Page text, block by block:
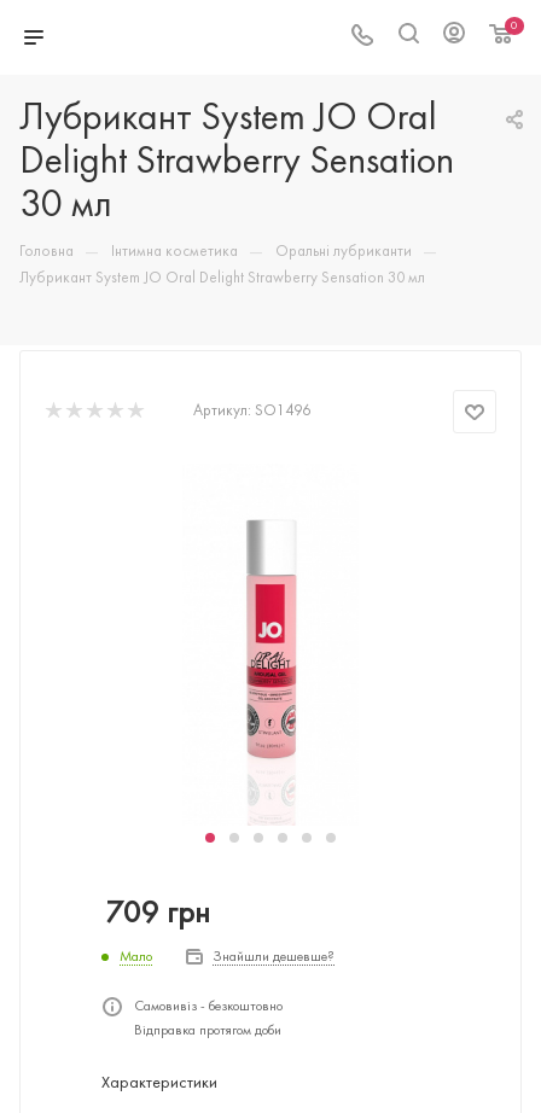
0
Лубрикант System JO Oral
Delight Strawberry Sensation
30 мл
Головна — Інтимна косметика — Оральні лубриканти —
Лубрикант System JO Oral Delight Strawberry Sensation 30 мл
Артикул: SO1496
709 грн
Мало Знайшли дешевше?
Самовивіз - безкоштовно
Відправка протягом доби
Характеристики